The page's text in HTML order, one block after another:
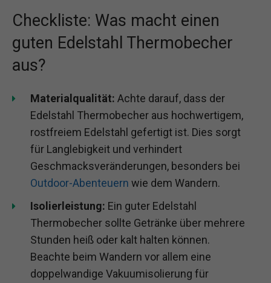
Checkliste: Was macht einen
guten Edelstahl Thermobecher
aus?
Materialqualität: Achte darauf, dass der
Edelstahl Thermobecher aus hochwertigem,
rostfreiem Edelstahl gefertigt ist. Dies sorgt
für Langlebigkeit und verhindert
Geschmacksveränderungen, besonders bei
Outdoor-Abenteuern wie dem Wandern.
Isolierleistung: Ein guter Edelstahl
Thermobecher sollte Getränke über mehrere
Stunden heiß oder kalt halten können.
Beachte beim Wandern vor allem eine
doppelwandige Vakuumisolierung für